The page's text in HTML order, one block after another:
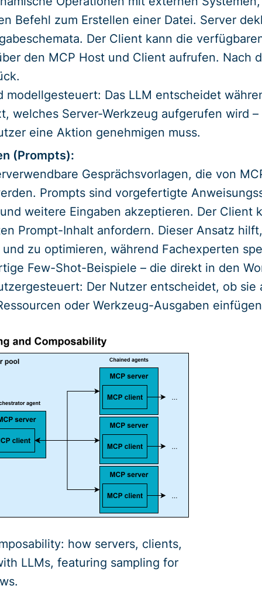
Befehl zum Erstellen einer Datei. Server
Der Client kann die
den MCP Host und Client aufrufen. Nach
modellgesteuert: Das LLM entscheidet
welches Server-Werkzeug aufgerufen wird
eine Aktion genehmigen muss.
(Prompts):
Gesprächsvorlagen, die von
Prompts sind vorgefertigte
weitere Eingaben akzeptieren. Der Client
Prompt-Inhalt anfordern. Dieser Ansatz
zu optimieren, während Fachexperten
Few-Shot-Beispiele – die direkt in den
Der Nutzer entscheidet, ob
oder Werkzeug-Ausgaben
how servers, clients,
LLMs, featuring sampling for